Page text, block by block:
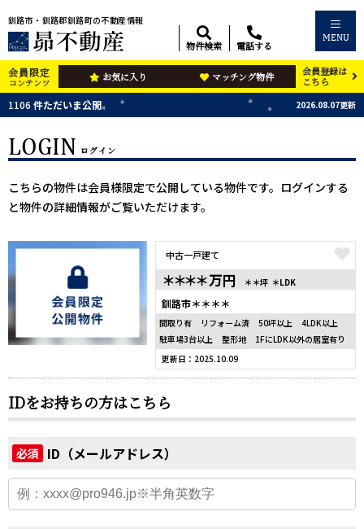
釧路市・釧路郡釧路町の不動産情報
物件検索 電話する
MENU
会員限定
コンテンツ お気に入り マッチング物件
会員登録は
こちら
1106 件ただいま公開 2026.08.07更新
LOGIN ログイン
こちらの物件は会員様限定で公開している物件です。ログインする
と物件の詳細情報がご覧いただけます。
中古一戸建て
＊＊＊＊万円 ＊＊坪 ＊LDK
釧路市＊＊＊＊
間取り有 リフォーム済 50坪以上
4LDK以上
駐車場3台以上
整形地
1FにLDK以外の居室有り
更新日：2025.10.09
IDをお持ちの方はこちら
必須 ID（メールアドレス）